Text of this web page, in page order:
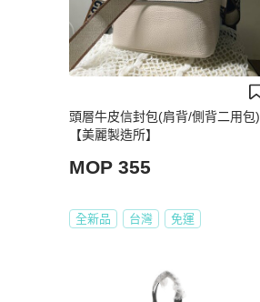
頭層牛皮信封包(肩背/側背二用包)
【美麗製造所】
MOP 355
全新品 台灣 免運